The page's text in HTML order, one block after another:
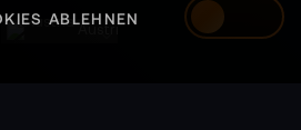
Austria
ABLEHNEN